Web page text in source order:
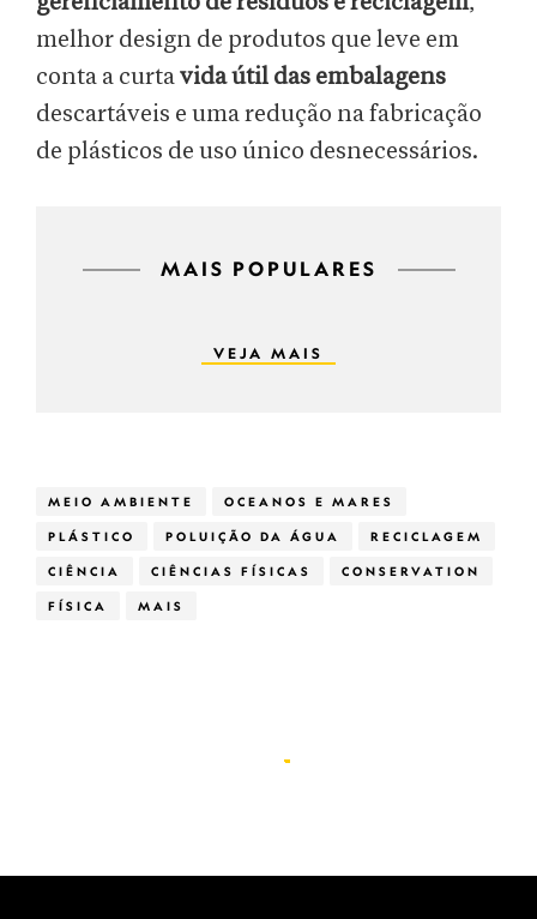
melhor design de produtos que leve em
conta a curtavida útil das embalagens
descartáveis e uma redução na fabricação
de plásticos de uso único desnecessários.
MAIS POPULARES
VEJA MAIS
MEIO AMBIENTE OCEANOS E MARES
PLÁSTICO POLUIÇÃO DA ÁGUA RECICLAGEM
CIÊNCIA CIÊNCIAS FÍSICAS CONSERVATION
FÍSICA MAIS